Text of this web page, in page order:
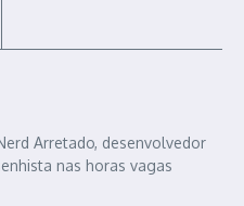
Arretado, desenvolvedor
nas horas vagas